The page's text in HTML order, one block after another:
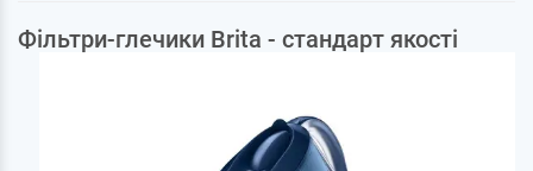
Фільтри-глечики Brita - стандарт якості